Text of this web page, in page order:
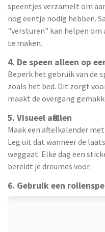
speentjes verzamelt om
nog eentje nodig hebben.
"versturen" kan helpen om
te maken.
4. De speen alleen op
Beperk het gebruik van de
zoals het bed. Dit zorgt
maakt de overgang
5. Visueel aftellen
Maak een aftelkalender
Leg uit dat wanneer de
weggaat. Elke dag een
bereidt je dreumes voor.
6. Gebruik een